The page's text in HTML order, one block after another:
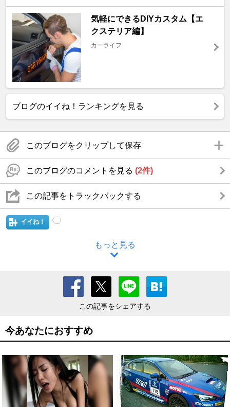
気軽にできるDIYカスタム【エ
クステリア編】
カーライフ
ブログのイイね！ランキングを見る
このブログをクリップして保存
このブログのコメントを見る (2件)
この記事をトラックバックする
イイね！
もっと見る
この記事をシェアする
今あなたにおすすめ